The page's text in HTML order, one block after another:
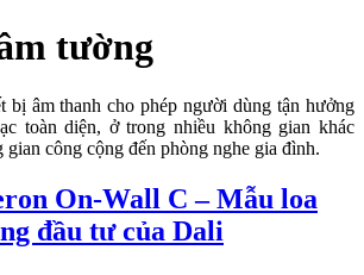
tường
bị âm thanh cho phép người dùng tận hưởng
toàn diện, ở trong nhiều không gian khác
công cộng đến phòng nghe gia đình.
On-Wall C – Mẫu loa
đầu tư của Dali